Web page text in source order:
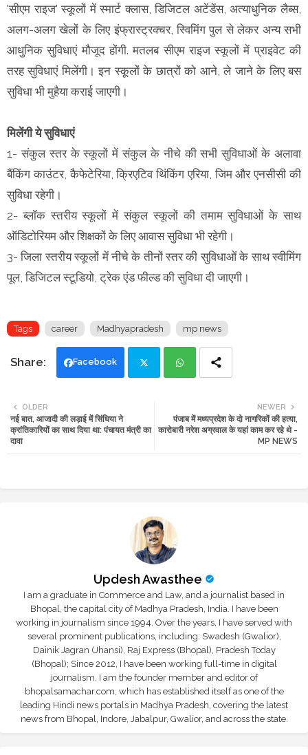
'सीएम राइज' स्कूलों में स्मार्ट क्लास, डिजि​टल अटेंडेंस, अत्याधुनिक लैब्स,
अलग-अलग खेलों के लिए इंफ्रास्ट्रक्चर, स्विमिंग पुल से लेकर अन्य सभी
आधुनिक सुविधाएं मौजूद होंगी. मतलब सीएम राइज स्कूलों में प्राइवेट की
तरह सुविधाएं मिलेंगी। इन स्कूलों के छात्रों को आने, ले जाने के लिए बस
सुविधा भी मुहैया कराई जाएगी।
मिलेंगी ये सुविधाएं
1- संकुल स्तर के स्कूलों में संकुल के नीचे की सभी सुविधाओं के अलावा
बैंकिंग काउंटर, कैफेटेरिया, क्रिएटिव थिंकिंग एरिया, जिम और एनसीसी की
सुविधा रहेगी।
2- ब्लॉक स्तरीय स्कूलों में संकुल स्कूलों की तमाम सुविधाओं के साथ
ऑडिटोरियम और शिक्षकों के लिए आवास सुविधा भी रहेगी।
3- जिला स्तरीय स्कूलों में नीचे के तीनों स्तर की सुविधाओं के साथ स्वीमिंग
पूल, डिजिटल स्टूडियो, ट्रेक एंड फील्ड की सुविधा दी जाएगी।
Tags career Madhyapradesh mp news
Facebook
ats
NEWER
पंजाब में मध्यप्रदेश के दो नागरिकों की हत्या,
कारोबारी नरेश अग्रवाल के यहां काम कर रहे थे -
MP NEWS
OLDER
नई बात, आजादी की लड़ाई में सिंधिया ने
क्रांतिकारियों का साथ दिया था: पंचायत मंत्री का
दावा
Updesh Awasthee
I am a graduate in Commerce and Law, and a journalist based in
Bhopal, the capital city of Madhya Pradesh, India. I have been
working in journalism since 1994. Over the years, I have served with
several prominent publications, including: Swadesh (Gwalior),
Dainik Jagran (Jhansi), Raj Express (Bhopal), Pradesh Today
(Bhopal); Since 2012, I have been working full-time in digital
journalism. I am the founder member and editor of
bhopalsamachar.com, which has established itself as one of the
leading Hindi news portals in Madhya Pradesh, covering the latest
news from Bhopal, Indore, Jabalpur, Gwalior, and across the state.